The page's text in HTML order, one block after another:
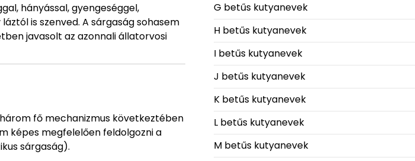
hányással, gyengeséggel,
is szenved. A sárgaság sohasem
javasolt az azonnali állatorvosi
fő mechanizmus következtében
képes megfelelően feldolgozni a
sárgaság).
G betűs kutyanevek
H betűs kutyanevek
I betűs kutyanevek
J betűs kutyanevek
K betűs kutyanevek
L betűs kutyanevek
M betűs kutyanevek